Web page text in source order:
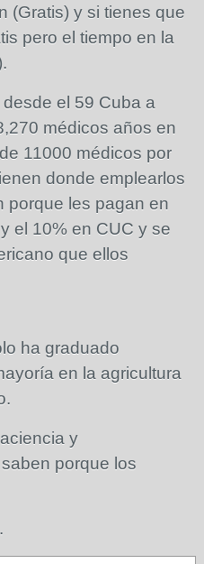
(Gratis) y si tienes que
pero el tiempo en la
el 59 Cuba a
médicos años en
11000 médicos por
donde emplearlos
porque les pagan en
el 10% en CUC y se
que ellos
ha graduado
en la agricultura
y
porque los